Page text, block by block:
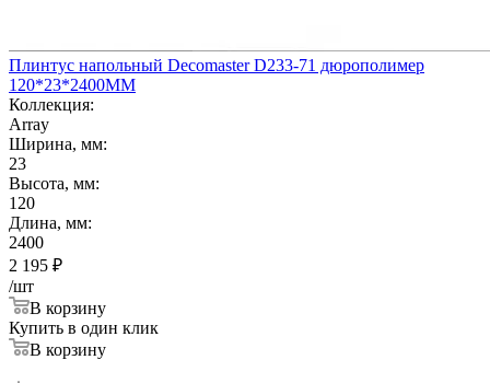
Плинтус напольный Decomaster D233-71 дюрополимер
120*23*2400ММ
Коллекция:
Array
Ширина, мм:
23
Высота, мм:
120
Длина, мм:
2400
2 195 ₽
/шт
В корзину
Купить в один клик
В корзину